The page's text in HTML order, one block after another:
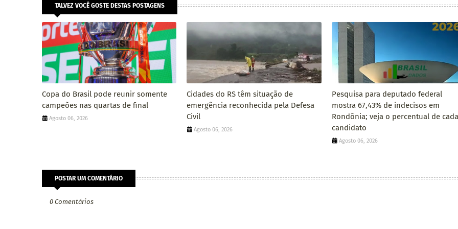
TALVEZ VOCÊ GOSTE DESTAS POSTAGENS
Copa do Brasil pode reunir somente
campeões nas quartas de final
Agosto 06, 2026
Cidades do RS têm situação de
emergência reconhecida pela Defesa
Civil
Agosto 06, 2026
Pesquisa para deputado federal
mostra 67,43% de indecisos em
Rondônia; veja o percentual de cada
candidato
Agosto 06, 2026
POSTAR UM COMENTÁRIO
0 Comentários